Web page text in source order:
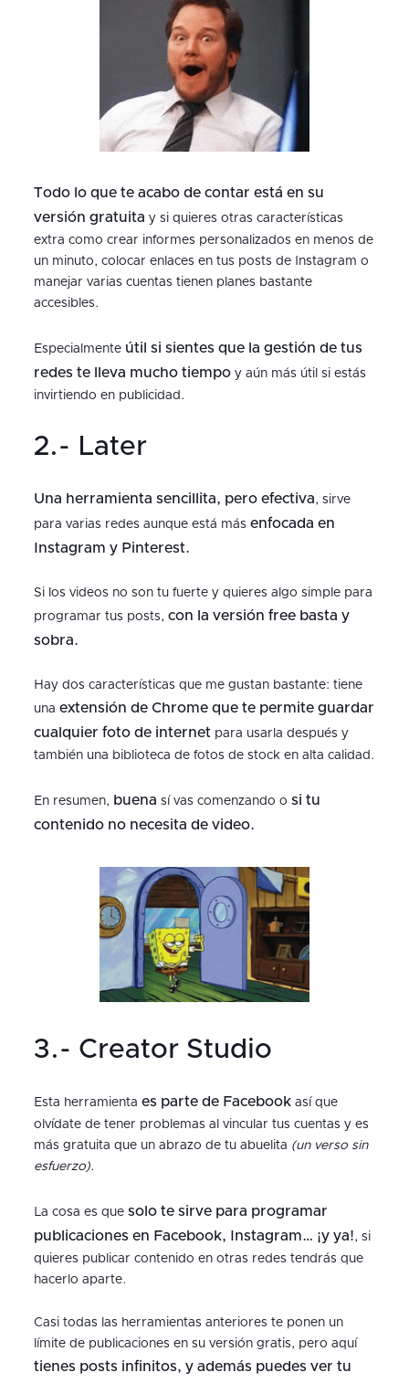
Todo lo que te acabo de contar está en su
versión gratuita y si quieres otras características
extra como crear informes personalizados en menos de
un minuto, colocar enlaces en tus posts de Instagram o
manejar varias cuentas tienen planes bastante
accesibles.
Especialmente útil si sientes que la gestión de tus
redes te lleva mucho tiempoy aún más útil si estás
invirtiendo en publicidad.
2.- Later
Una herramienta sencillita, pero efectiva, sirve
para varias redes aunque está más enfocada en
Instagram y Pinterest.
Si los videos no son tu fuerte y quieres algo simple para
programar tus posts, con la versión free basta y
sobra.
Hay dos características que me gustan bastante: tiene
una extensión de Chrome que te permite guardar
cualquier foto de internetpara usarla después y
también una biblioteca de fotos de stock en alta calidad.
En resumen, buena sí vas comenzando o si tu
contenido no necesita de video.
3.- Creator Studio
Esta herramienta es parte de Facebookasí que
olvídate de tener problemas al vincular tus cuentas y es
más gratuita que un abrazo de tu abuelita (un verso sin
esfuerzo).
La cosa es que solo te sirve para programar
publicaciones en Facebook, Instagram… ¡y ya!, si
quieres publicar contenido en otras redes tendrás que
hacerlo aparte.
Casi todas las herramientas anteriores te ponen un
límite de publicaciones en su versión gratis, pero aquí
tienes posts infinitos, y además puedes ver tu